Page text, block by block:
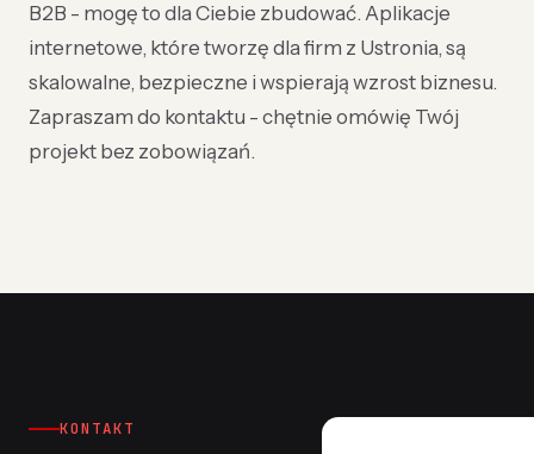
B2B - mogę to dla Ciebie zbudować. Aplikacje
internetowe, które tworzę dla firm z Ustronia, są
skalowalne, bezpieczne i wspierają wzrost biznesu.
Zapraszam do kontaktu - chętnie omówię Twój
projekt bez zobowiązań.
KONTAKT